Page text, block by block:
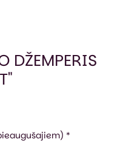
DŽEMPERIS
*